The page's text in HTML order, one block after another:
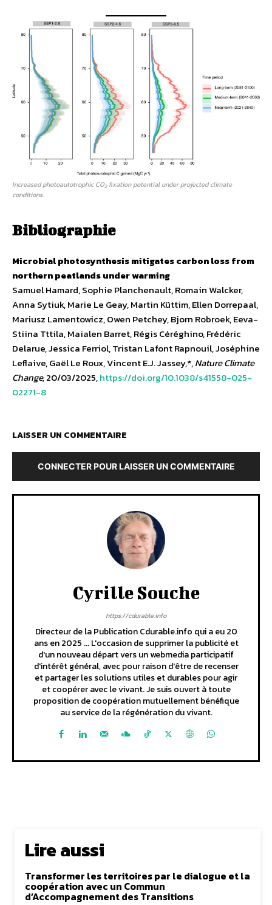
Increased photoautotrophic CO2fixation potential under projected climate
conditions.
Bibliographie
Microbial photosynthesis mitigates carbon loss from
northern peatlands under warming
Samuel Hamard, Sophie Planchenault, Romain Walcker,
Anna Sytiuk, Marie Le Geay, Martin Küttim, Ellen Dorrepaal,
Mariusz Lamentowicz, Owen Petchey, Bjorn Robroek, Eeva-
Stiina Tttila, Maialen Barret, Régis Céréghino, Frédéric
Delarue, Jessica Ferriol, Tristan Lafont Rapnouil, Joséphine
Leflaive, Gaël Le Roux, Vincent E.J. Jassey,*,Nature Climate
Change,20/03/2025,https://doi.org/10.1038/s41558-025-
02271-8
LAISSER UN COMMENTAIRE
CONNECTER POUR LAISSER UN COMMENTAIRE
Cyrille Souche
https://cdurable.info
Directeur de la Publication Cdurable.info qui a eu 20
ans en 2025 ... L'occasion de supprimer la publicité et
d'un nouveau départ vers un webmedia participatif
d'intérêt général, avec pour raison d'être de recenser
et partager les solutions utiles et durables pour agir
et coopérer avec le vivant. Je suis ouvert à toute
proposition de coopération mutuellement bénéfique
au service de la régénération du vivant.
Lire aussi
Transformer les territoires par le dialogue et la
coopération avec un Commun
d’Accompagnement des Transitions